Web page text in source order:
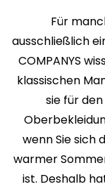
Für
ausschließlich
COMPANYS
klassischen
sie für
wenn Sie sich
warmer
ist. Deshalb